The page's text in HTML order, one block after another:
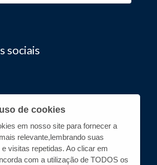
sociais
de cookies
em nosso site para fornecer a
relevante,lembrando suas
visitas repetidas. Ao clicar em
com a utilização de TODOS os